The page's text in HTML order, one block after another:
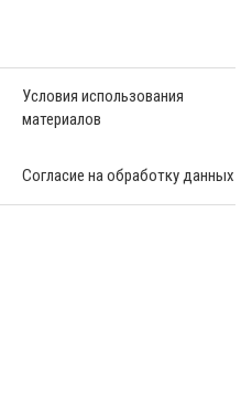
Условия использования
материалов
Согласие на обработку данных